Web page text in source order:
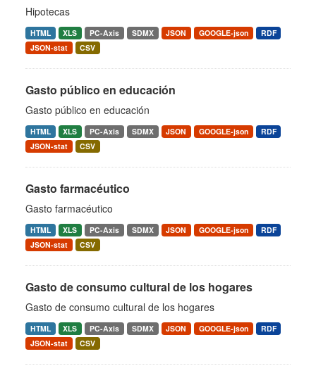
Hipotecas
HTML XLS PC-Axis SDMX JSON GOOGLE-json
RDF
JSON-stat
CSV
Gasto público en educación
Gasto público en educación
HTML XLS PC-Axis SDMX JSON GOOGLE-json
RDF
JSON-stat
CSV
Gasto farmacéutico
Gasto farmacéutico
HTML XLS PC-Axis SDMX JSON GOOGLE-json
RDF
JSON-stat
CSV
Gasto de consumo cultural de los hogares
Gasto de consumo cultural de los hogares
HTML XLS PC-Axis SDMX JSON GOOGLE-json
RDF
JSON-stat
CSV